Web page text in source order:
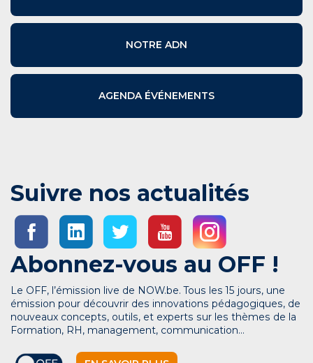
NOTRE ADN
AGENDA ÉVÉNEMENTS
Suivre nos actualités
Abonnez-vous au OFF !
Le OFF, l’émission live de NOW.be. Tous les 15 jours, une
émission pour découvrir des innovations pédagogiques, de
nouveaux concepts, outils, et experts sur les thèmes de la
Formation, RH, management, communication…